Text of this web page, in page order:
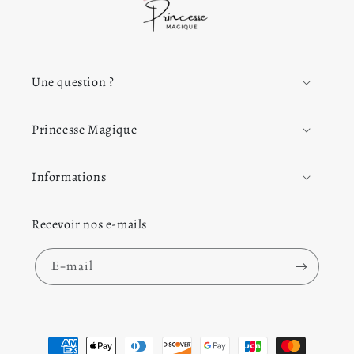
Une question ?
Princesse Magique
Informations
Recevoir nos e-mails
E-mail
Moyens de paiement